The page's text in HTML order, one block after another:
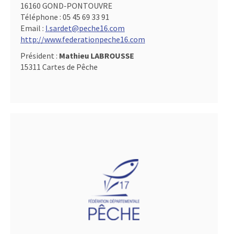
16160 GOND-PONTOUVRE
Téléphone : 05 45 69 33 91
Email : l.sardet@peche16.com
http://www.federationpeche16.com
Président : Mathieu LABROUSSE
15311 Cartes de Pêche